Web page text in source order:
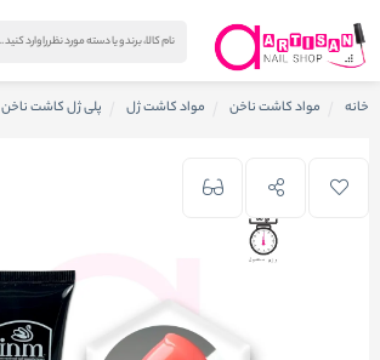
خانه مواد کاشت ناخن مواد کاشت ژل پلی ژل کاشت ناخن